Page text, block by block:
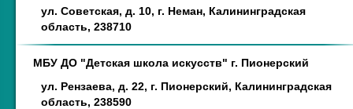
ул. Советская, д. 10, г. Неман, Калининградская
область, 238710
МБУ ДО "Детская школа искусств" г. Пионерский
ул. Рензаева, д. 22, г. Пионерский, Калининградская
область, 238590